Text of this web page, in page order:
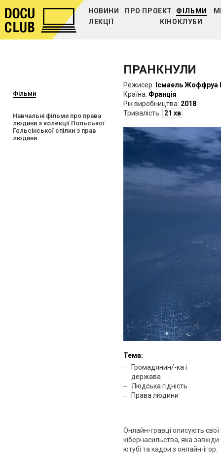
НОВИНИ ПРО ПРОЕКТ ФІЛЬМИ
ЛЕКЦІЇ
КІНОКЛУБИ
Фільми
Навчальні фільми про права
людини з колекції Польської
Гельсінської спілки з прав
людини
ПРАНКНУЛИ
Режисер: Ісмаель Жоффруа
Країна: Франція
Рiк виробництва: 2018
Тривалість: 21 хв
Тема:
Громадянин/-ка і
держава
Людська гідність
Права людини
Онлайн-гравці описують
кібернасильства, яка завжди
ютубі та кадри з онлайн-ігор.